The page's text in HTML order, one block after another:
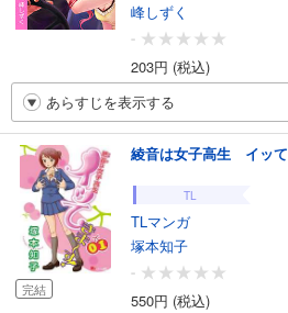
峰しずく
-
203円 (税込)
あらすじを表示する
完結
綾音は女子高生 イッて
TL
TLマンガ
塚本知子
-
550円 (税込)